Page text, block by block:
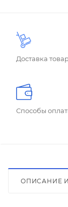
Доставка
Способы
ОПИСАНИЕ